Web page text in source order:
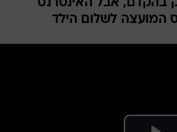
בהקדם, אבל האינטרנט
המועצה לשלום הילד